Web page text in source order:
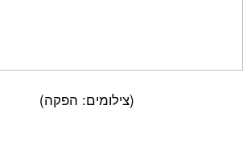
(צילומים: הפקה)